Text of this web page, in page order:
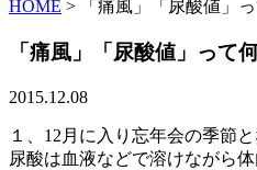
HOME > 「痛風」「尿酸値」
「痛風」「尿酸値」って
2015.12.08
１、12月に入り忘年会の季節と
尿酸は血液などで溶けながら